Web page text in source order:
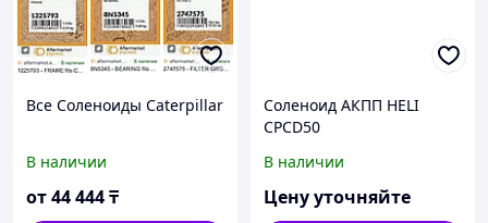
Все Соленоиды Caterpillar
В наличии
от44 444₸
Соленоид АКПП HELI
CPCD50
В наличии
Цену уточняйте